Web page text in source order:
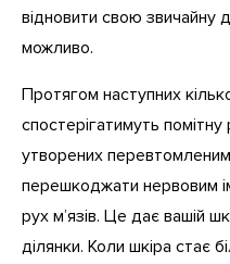
відновити свою звичайну
можливо.
Протягом наступних
спостерігатимуть
утворених
перешкоджати нервовим
рух м’язів. Це дає вашій
ділянки. Коли шкіра стає